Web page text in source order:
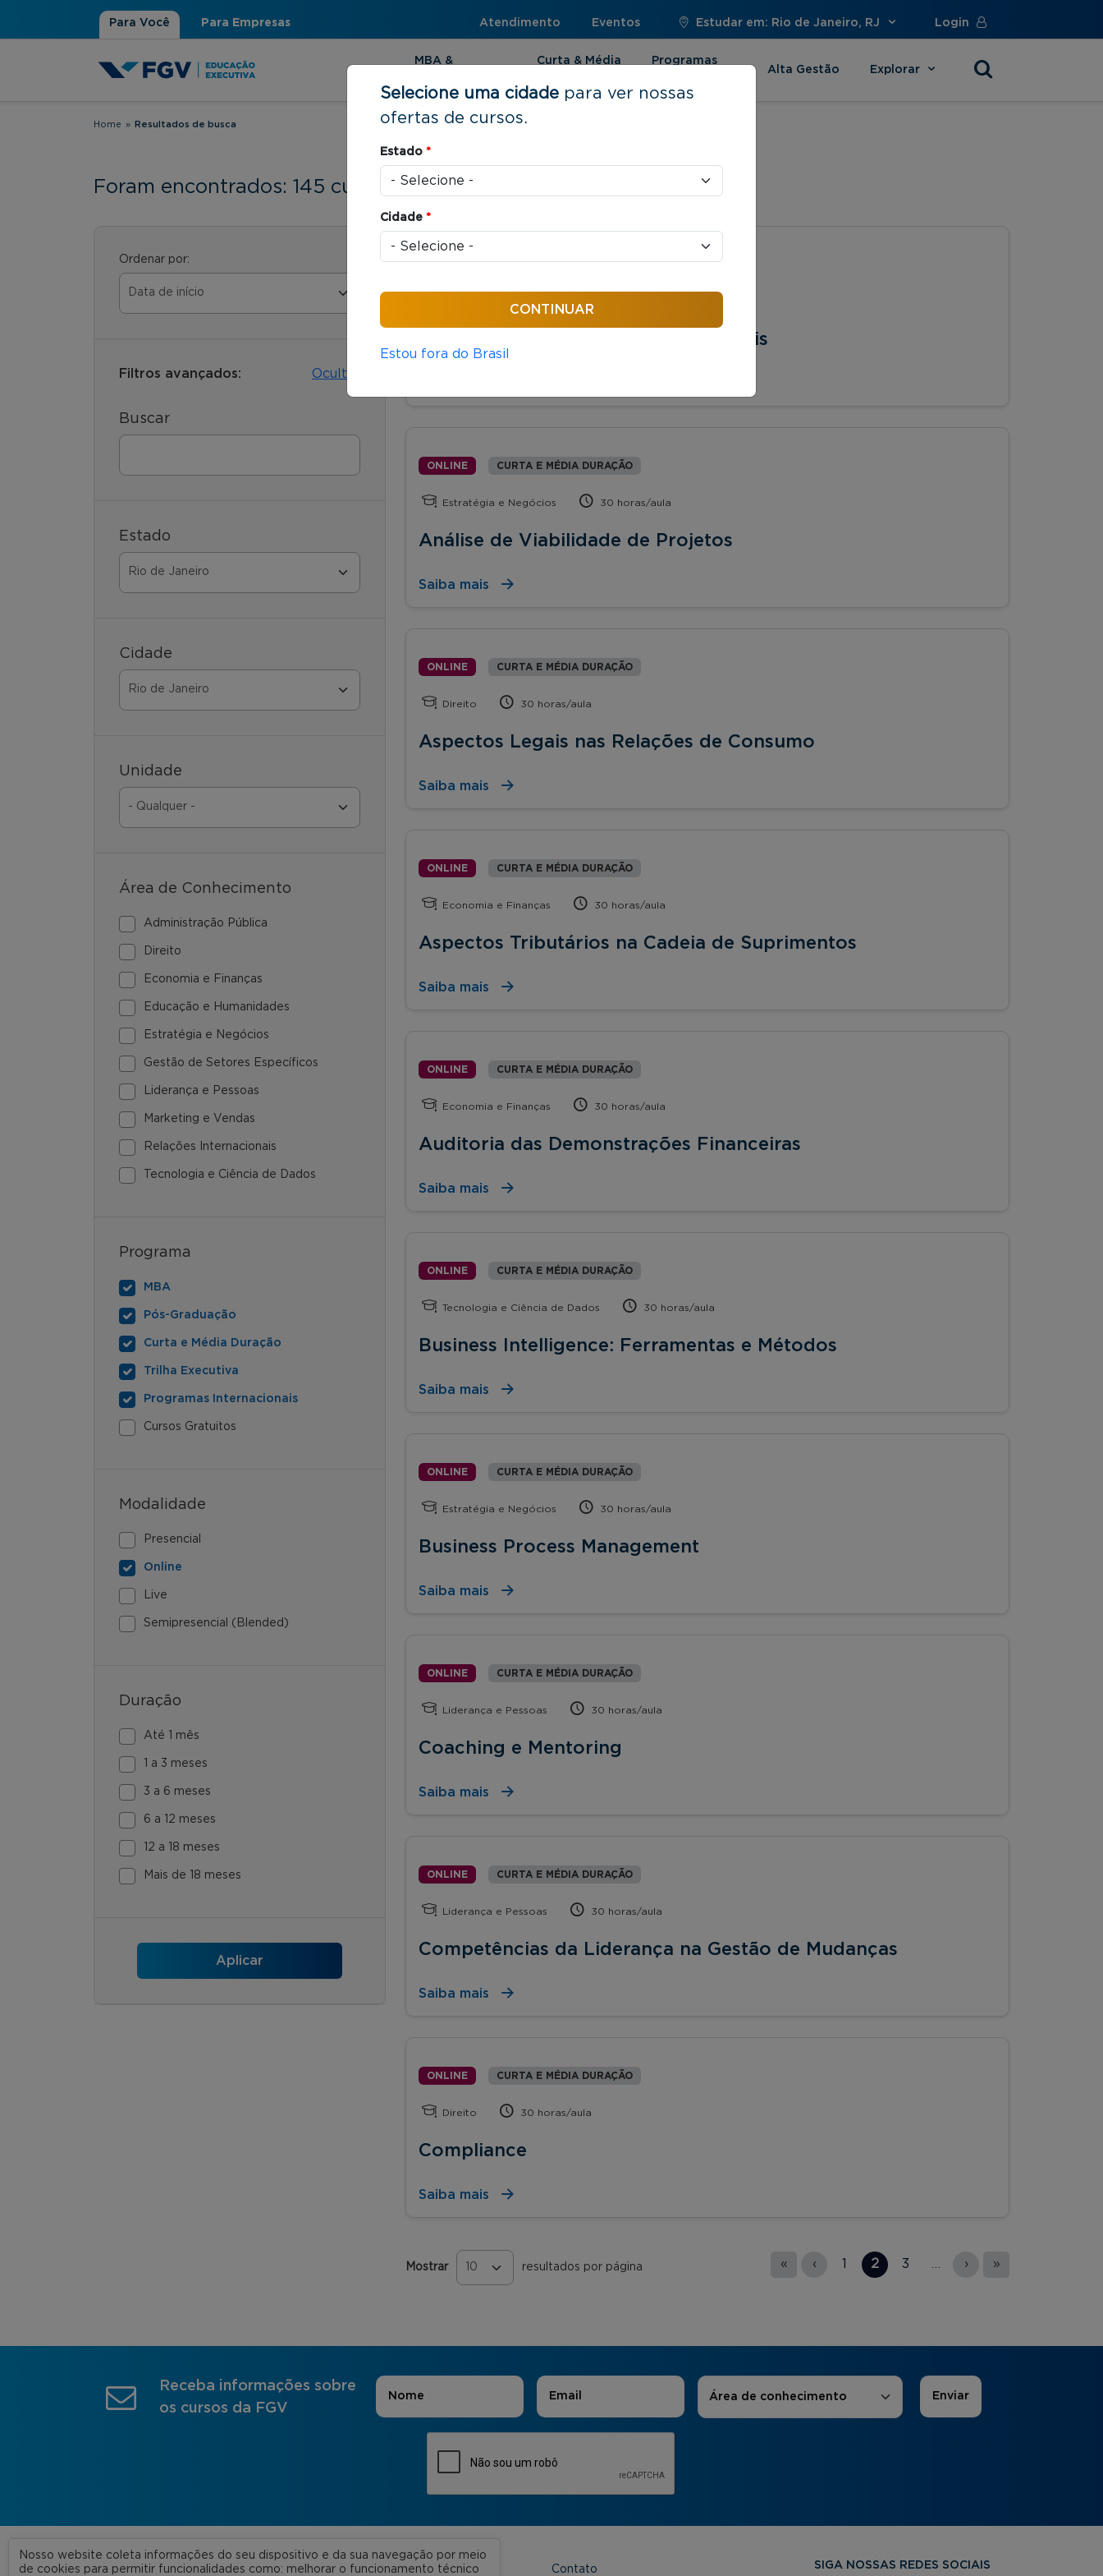
Para Você Para Empresas Atendimento Eventos Estudar em: Rio de Janeiro, RJ Login
MBA &
Curta & Média
Programas
Alta Gestão Explorar
Você está aqui
Home » Resultados de busca
Foram encontrados: 145 cursos
Ordenar por:
Filtros avançados: Ocultar
Buscar
Estado
Cidade
Unidade
Área de Conhecimento
Administração Pública
Direito
Economia e Finanças
Educação e Humanidades
Estratégia e Negócios
Gestão de Setores Específicos
Liderança e Pessoas
Marketing e Vendas
Relações Internacionais
Tecnologia e Ciência de Dados
Programa
MBA
Pós-Graduação
Curta e Média Duração
Trilha Executiva
Programas Internacionais
Cursos Gratuitos
Modalidade
Presencial
Online
Live
Semipresencial (Blended)
Duração
Até 1 mês
1 a 3 meses
3 a 6 meses
6 a 12 meses
12 a 18 meses
Mais de 18 meses
ONLINE CURTA E MÉDIA DURAÇÃO
Análise das Demonstrações Contábeis
ONLINE CURTA E MÉDIA DURAÇÃO
Estratégia e Negócios 30 horas/aula
Análise de Viabilidade de Projetos
Saiba mais
ONLINE CURTA E MÉDIA DURAÇÃO
Direito 30 horas/aula
Aspectos Legais nas Relações de Consumo
Saiba mais
ONLINE CURTA E MÉDIA DURAÇÃO
Economia e Finanças 30 horas/aula
Aspectos Tributários na Cadeia de Suprimentos
Saiba mais
ONLINE CURTA E MÉDIA DURAÇÃO
Economia e Finanças 30 horas/aula
Auditoria das Demonstrações Financeiras
Saiba mais
ONLINE CURTA E MÉDIA DURAÇÃO
Tecnologia e Ciência de Dados 30 horas/aula
Business Intelligence: Ferramentas e Métodos
Saiba mais
ONLINE CURTA E MÉDIA DURAÇÃO
Estratégia e Negócios 30 horas/aula
Business Process Management
Saiba mais
ONLINE CURTA E MÉDIA DURAÇÃO
Liderança e Pessoas 30 horas/aula
Coaching e Mentoring
Saiba mais
ONLINE CURTA E MÉDIA DURAÇÃO
Liderança e Pessoas 30 horas/aula
Competências da Liderança na Gestão de Mudanças
Saiba mais
ONLINE CURTA E MÉDIA DURAÇÃO
Direito 30 horas/aula
Compliance
Saiba mais
Mostrar resultados por página
Páginas
« ‹ 1 2 3 … › »
Receba informações sobre
os cursos da FGV
Nome E-mail Áreas de Interesse
Área de conhecimento
A FGV Contato SIGA NOSSAS REDES SOCIAIS
Selecione uma cidade para ver nossas
ofertas de cursos.
Estado *
Cidade *
Estou fora do Brasil
Nosso website coleta informações do seu dispositivo e da sua navegação por meio
de cookies para permitir funcionalidades como: melhorar o funcionamento técnico